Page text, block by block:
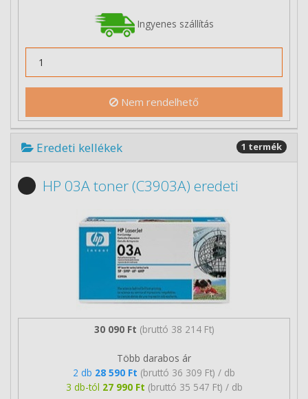
Ingyenes szállítás
Nem rendelhető
Eredeti kellékek 1 termék
HP 03A toner (C3903A) eredeti
30 090 Ft (bruttó 38 214 Ft)
Több darabos ár
2 db 28 590 Ft (bruttó 36 309 Ft) / db
3 db-tól 27 990 Ft (bruttó 35 547 Ft) / db